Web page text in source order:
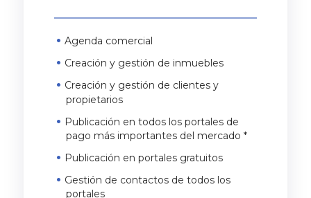
Agenda comercial
Creación y gestión de inmuebles
Creación y gestión de clientes y
propietarios
Publicación en todos los portales de
pago más importantes del mercado *
Publicación en portales gratuitos
Gestión de contactos de todos los
portales